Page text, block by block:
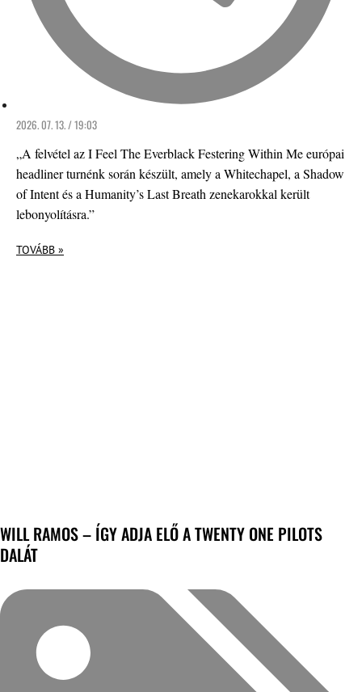
2026. 07. 13. / 19:03
„A felvétel az I Feel The Everblack Festering Within Me európai
headliner turnénk során készült, amely a Whitechapel, a Shadow
of Intent és a Humanity’s Last Breath zenekarokkal került
lebonyolításra.”
TOVÁBB »
WILL RAMOS – ÍGY ADJA ELŐ A TWENTY ONE PILOTS
DALÁT